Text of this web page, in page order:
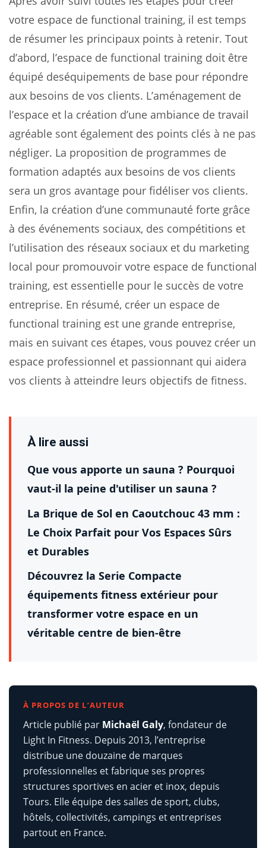
votre espace de functional training, il est temps
de résumer les principaux points à retenir. Tout
d’abord, l’espace de functional training doit être
équipé deséquipements de base pour répondre
aux besoins de vos clients. L’aménagement de
l’espace et la création d’une ambiance de travail
agréable sont également des points clés à ne pas
négliger. La proposition de programmes de
formation adaptés aux besoins de vos clients
sera un gros avantage pour fidéliser vos clients.
Enfin, la création d’une communauté forte grâce
à des événements sociaux, des compétitions et
l’utilisation des réseaux sociaux et du marketing
local pour promouvoir votre espace de functional
training, est essentielle pour le succès de votre
entreprise. En résumé, créer un espace de
functional training est une grande entreprise,
mais en suivant ces étapes, vous pouvez créer un
espace professionnel et passionnant qui aidera
vos clients à atteindre leurs objectifs de fitness.
À lire aussi
Que vous apporte un sauna ? Pourquoi
vaut-il la peine d'utiliser un sauna ?
La Brique de Sol en Caoutchouc 43 mm :
Le Choix Parfait pour Vos Espaces Sûrs
et Durables
Découvrez la Serie Compacte
équipements fitness extérieur pour
transformer votre espace en un
véritable centre de bien-être
À PROPOS DE L’AUTEUR
Article publié par Michaël Galy, fondateur de
Light In Fitness. Depuis 2013, l’entreprise
distribue une douzaine de marques
professionnelles et fabrique ses propres
structures sportives en acier et inox, depuis
Tours. Elle équipe des salles de sport, clubs,
hôtels, collectivités, campings et entreprises
partout en France.